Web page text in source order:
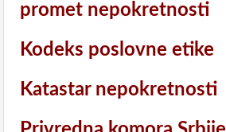
promet nepokretnosti
Kodeks poslovne etike
Katastar nepokretnosti